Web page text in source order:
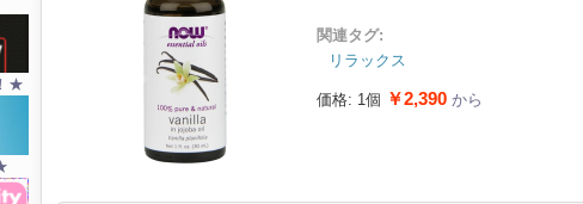
★
関連タグ:
リラックス
価格: 1個 ￥2,390 から